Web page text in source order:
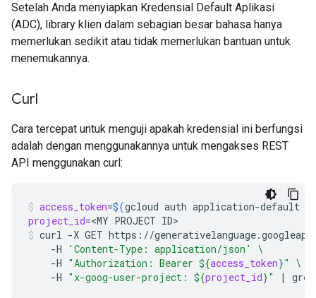
Setelah Anda menyiapkan Kredensial Default Aplikasi
(ADC), library klien dalam sebagian besar bahasa hanya
memerlukan sedikit atau tidak memerlukan bantuan untuk
menemukannya.
Curl
Cara tercepat untuk menguji apakah kredensial ini berfungsi
adalah dengan menggunakannya untuk mengakses REST
API menggunakan curl:
access_token=$(gcloud auth application-default
project_id=<MY PROJECT ID>
curl -X GET https://
-H
'Content-Type: application/json'
\
-H "Authorization: Bearer ${access_token}"
\
-H "x-goog-user-project: ${project_id}" | grep